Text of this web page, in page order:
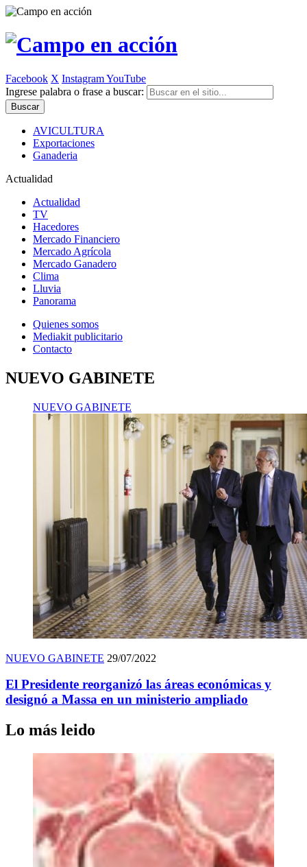
Facebook X InstagramYouTube
Ingrese palabra o frase a buscar:
AVICULTURA
Exportaciones
Ganaderia
Actualidad
Actualidad
TV
Hacedores
Mercado Financiero
Mercado Agrícola
Mercado Ganadero
Clima
Lluvia
Panorama
Quienes somos
Mediakit publicitario
Contacto
NUEVO GABINETE
NUEVO GABINETE
NUEVO GABINETE 29/07/2022
El Presidente reorganizó las áreas económicas y
designó a Massa en un ministerio ampliado
Lo más leido